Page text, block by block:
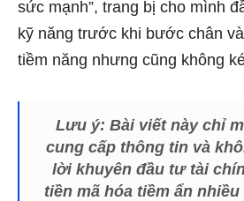
sức mạnh”, trang bị cho mình
kỹ năng trước khi bước chân
tiềm năng nhưng cũng không
Lưu ý: Bài viết này chỉ
cung cấp thông tin và
lời khuyên đầu tư tài
tiền mã hóa tiềm ẩn